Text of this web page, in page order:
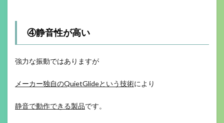
④静音性が高い
強力な振動ではありますが
メーカー独自のQuietGlideという技術により
静音で動作できる製品です。